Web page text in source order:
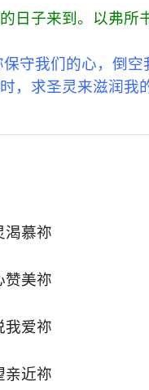
日子来到。以弗所
守我们的心，倒
，求圣灵来滋润我
渴慕祢
赞美祢
我爱祢
亲近祢